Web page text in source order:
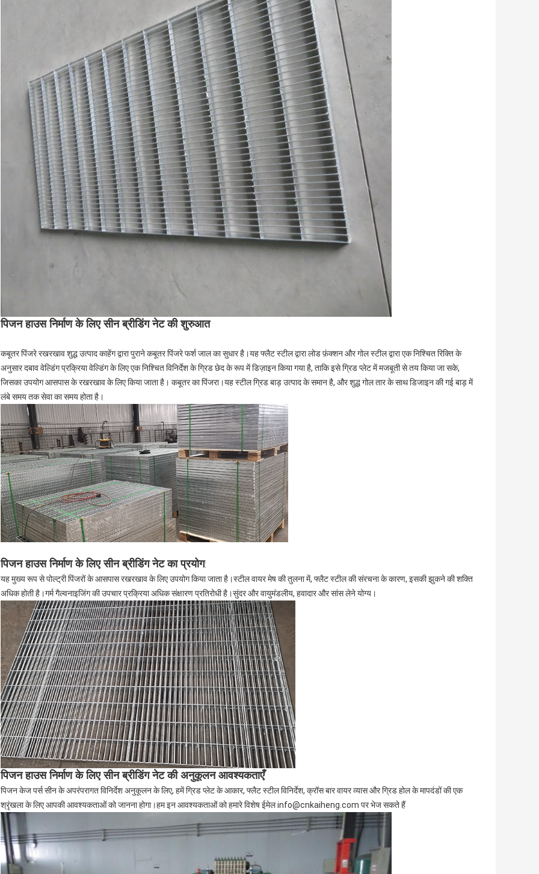
पिजन हाउस निर्माण के लिए सीन ब्रीडिंग नेट की शुरुआत
कबूतर पिंजरे रखरखाव शुद्ध उत्पाद काहेंग द्वारा पुराने कबूतर पिंजरे फर्श जाल का सुधार है।यह फ्लैट स्टील द्वारा लोड फ़ंक्शन और गोल स्टील द्वारा एक निश्चित रिक्ति के
अनुसार दबाव वेल्डिंग प्रक्रिया वेल्डिंग के लिए एक निश्चित विनिर्देश के ग्रिड छेद के रूप में डिज़ाइन किया गया है, ताकि इसे ग्रिड प्लेट में मजबूती से तय किया जा सके,
जिसका उपयोग आसपास के रखरखाव के लिए किया जाता है। कबूतर का पिंजरा।यह स्टील ग्रिड बाड़ उत्पाद के समान है, और शुद्ध गोल तार के साथ डिजाइन की गई बाड़ में
लंबे समय तक सेवा का समय होता है।
पिजन हाउस निर्माण के लिए सीन ब्रीडिंग नेट का प्रयोग:
यह मुख्य रूप से पोल्ट्री पिंजरों के आसपास रखरखाव के लिए उपयोग किया जाता है।स्टील वायर मेष की तुलना में, फ्लैट स्टील की संरचना के कारण, इसकी झुकने की शक्ति
अधिक होती है।गर्म गैल्वनाइजिंग की उपचार प्रक्रिया अधिक संक्षारण प्रतिरोधी है।सुंदर और वायुमंडलीय, हवादार और सांस लेने योग्य।
पिजन हाउस निर्माण के लिए सीन ब्रीडिंग नेट की अनुकूलन आवश्यकताएँ
पिजन केज पर्स सीन के अपरंपरागत विनिर्देश अनुकूलन के लिए, हमें ग्रिड प्लेट के आकार, फ्लैट स्टील विनिर्देश, क्रॉस बार वायर व्यास और ग्रिड होल के मापदंडों की एक
श्रृंखला के लिए आपकी आवश्यकताओं को जानना होगा।हम इन आवश्यकताओं को हमारे विशेष ईमेल info@cnkaiheng.com पर भेज सकते हैं